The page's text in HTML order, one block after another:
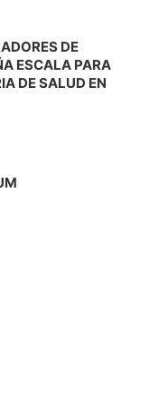
DE
ESCALA PARA
DE SALUD EN